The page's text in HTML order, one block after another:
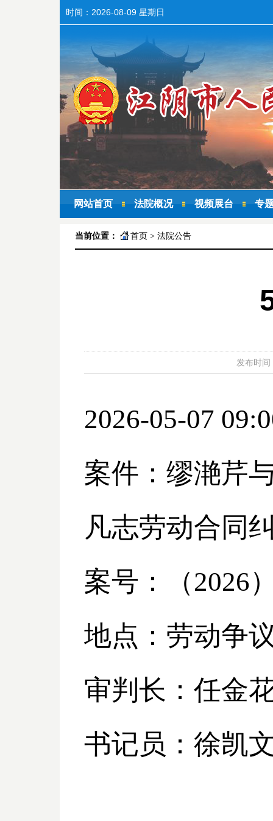
时间： 2026-08-09 星期日
网站首页 法院概况 视频展台 专
当前位置： 首页 > 法院公告
发布时
2026-05-07
案件：缪滟芹
凡志劳动合同
案号：（2026
地点：劳动争
审判长：任金
书记员：徐凯